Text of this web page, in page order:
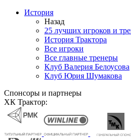
История
Назад
25 лучших игроков и
История Трактора
Все игроки
Все главные тренеры
Клуб Валерия Белоусова
Клуб Юрия Шумакова
Спонсоры и партнеры
ХК Трактор: